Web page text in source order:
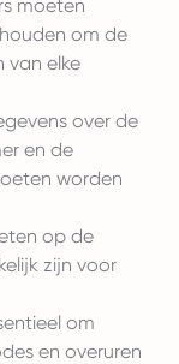
moeten
om de
van elke
over de
en de
worden
op de
zijn voor
om
en overuren